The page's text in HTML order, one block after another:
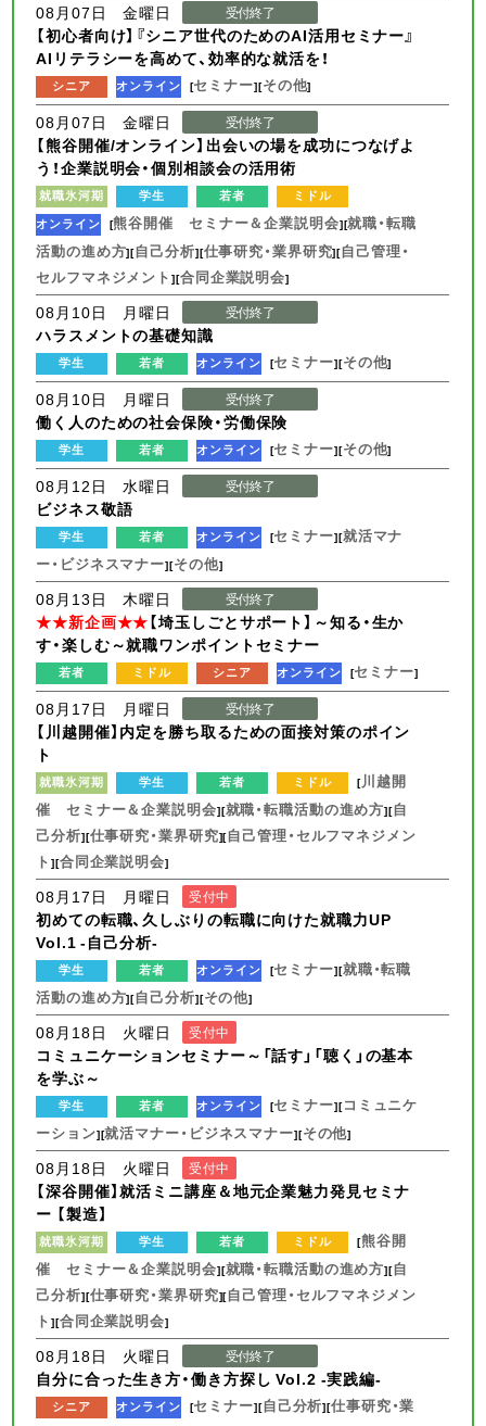
08月07日 金曜日 受付終了
【初心者向け】『シニア世代のためのAI活用セミナー』
AIリテラシーを高めて、効率的な就活を！
シニア オンライン [セミナー][その他]
08月07日 金曜日 受付終了
【熊谷開催/オンライン】出会いの場を成功につなげよ
う！企業説明会・個別相談会の活用術
就職氷河期 学生 若者
ミドル
オンライン [熊谷開催 セミナー＆企業説明会][就職・転職
活動の進め方][自己分析][仕事研究・業界研究][自己管理・
セルフマネジメント][合同企業説明会]
08月10日 月曜日 受付終了
ハラスメントの基礎知識
学生 若者 オンライン [セミナー][その他]
08月10日 月曜日 受付終了
働く人のための社会保険・労働保険
学生 若者 オンライン [セミナー][その他]
08月12日 水曜日 受付終了
ビジネス敬語
学生 若者 オンライン [セミナー][就活マナ
ー・ビジネスマナー][その他]
08月13日 木曜日 受付終了
★★新企画★★【埼玉しごとサポート】～知る・生か
す・楽しむ～就職ワンポイントセミナー
若者 ミドル シニア オンライン [セミナー]
08月17日 月曜日 受付終了
【川越開催】内定を勝ち取るための面接対策のポイン
ト
就職氷河期 学生 若者 ミドル [川越開
催 セミナー＆企業説明会][就職・転職活動の進め方][自
己分析][仕事研究・業界研究][自己管理・セルフマネジメン
ト][合同企業説明会]
08月17日 月曜日 受付中
初めての転職、久しぶりの転職に向けた就職力UP
Vol.1 -自己分析-
学生 若者 オンライン [セミナー][就職・転職
活動の進め方][自己分析][その他]
08月18日 火曜日 受付中
コミュニケーションセミナー～「話す」「聴く」の基本
を学ぶ～
学生 若者 オンライン [セミナー][コミュニケ
ーション][就活マナー・ビジネスマナー][その他]
08月18日 火曜日 受付中
【深谷開催】就活ミニ講座＆地元企業魅力発見セミナ
ー 【製造】
就職氷河期 学生 若者 ミドル [熊谷開
催 セミナー＆企業説明会][就職・転職活動の進め方][自
己分析][仕事研究・業界研究][自己管理・セルフマネジメン
ト][合同企業説明会]
08月18日 火曜日 受付終了
自分に合った生き方・働き方探し Vol.2 -実践編-
シニア オンライン [セミナー][自己分析][仕事研究・業